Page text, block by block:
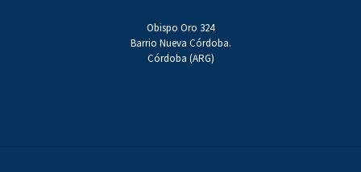
Obispo Oro 324
Barrio Nueva Córdoba.
Córdoba (ARG)